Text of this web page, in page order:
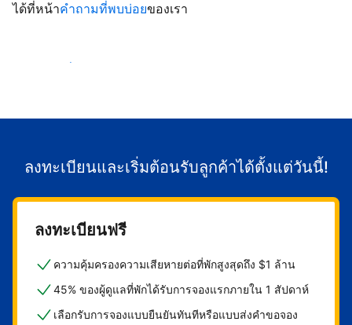
ได้ที่หน้าคำถามที่พบบ่อยของเรา
เริ่มต้อนรับลูกค้า
ลงทะเบียนและเริ่มต้อนรับลูกค้าได้ตั้งแต่วันนี้!
ลงทะเบียนฟรี
ความคุ้มครองความเสียหายต่อที่พักสูงสุดถึง $1 ล้าน
45% ของผู้ดูแลที่พักได้รับการจองแรกภายใน 1 สัปดาห์
เลือกรับการจองแบบยืนยันทันทีหรือแบบส่งคำขอจอง